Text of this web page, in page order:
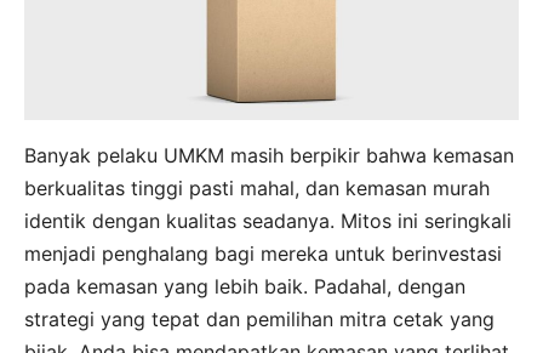
Banyak pelaku UMKM masih berpikir bahwa kemasan
berkualitas tinggi pasti mahal, dan kemasan murah
identik dengan kualitas seadanya. Mitos ini seringkali
menjadi penghalang bagi mereka untuk berinvestasi
pada kemasan yang lebih baik. Padahal, dengan
strategi yang tepat dan pemilihan mitra cetak yang